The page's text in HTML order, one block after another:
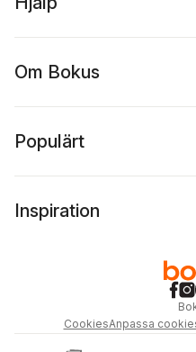
Om Bokus
Populärt
Inspiration
CookiesAnpassa